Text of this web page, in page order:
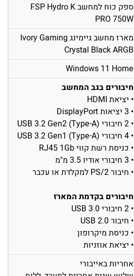
ספק כוח למחשב FSP Hydro K
PRO 750W
מארז מחשב גיימינג Ivory Gaming
Crystal Black ARGB
Windows 11 Home
חיבורים בגב המחשב
• יציאת HDMI
• 3 יציאות DisplayPort
• 2 חיבורי USB 3.2 Gen2 (Type-A)
• 4 חיבורי USB 3.2 Gen1 (Type-A)
• כניסת רשת קווי RJ45 1Gb
• 3 חיבורי אודיו 3.5 מ"מ
• חיבור PS/2 למקלדת או עכבר
חיבורים בקדמת המארז
• 2 חיבורי USB 3.0
• חיבור USB 2.0
• כניסת מיקרופון
• יציאת אוזניות
אחריות באייבורי